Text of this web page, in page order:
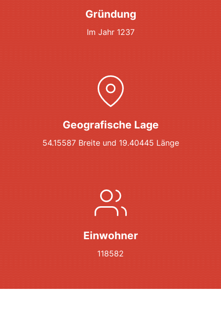
Gründung
Im Jahr 1237
Geografische Lage
54.15587 Breite und 19.40445 Länge
Einwohner
118582